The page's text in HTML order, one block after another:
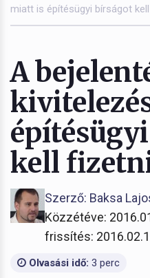
miatt is építésügyi bírságot
A
kell
Szerző: Baksa
Közzétéve:
frissítés:
Olvasási idő: 3 perc